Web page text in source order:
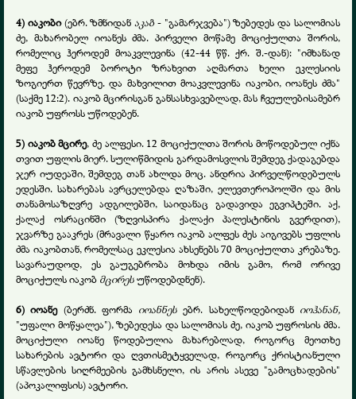
4) იაკობი(ებრ. ზმნიდან აკაბ- "გამარჯვება") ზებედეს და სალომიას
ძე, მახარობელ იოანეს ძმა. პირველი მოწამე მოციქულთა შორის,
რომელიც ჰეროდემ მოაკვლევინა (42-44 წწ. ქრ. შ.-დან): "იმხანად
მეფე ჰეროდემ ბოროტი ზრახვით აღმართა ხელი ეკლესიის
ზოგიერთ წევრზე. და მახვილით მოაკვლევინა იაკობი, იოანეს ძმა"
(საქმე 12:2). იაკობ მცირისგან განსასხვავებლად, მას ჩვეულებისამებრ
იაკობ უფროსს უწოდებენ.
5) იაკობ მცირე, ძე ალფესი. 12 მოციქულთა შორის მოწოდებულ იქნა
თვით უფლის მიერ. სულიწმიდის გარდამოსვლის შემდეგ ქადაგებდა
ჯერ იუდეაში, შემდეგ თან ახლდა მოც. ანდრია პირველწოდებულს
ედესში. სახარებას ავრცელებდა ღაზაში, ელევთეროპოლში და მის
თანამოსაზღვრე ადგილებში, საიდანაც გადავიდა ეგვიპტეში. აქ,
ქალაქ ოსრაცინში (ზღვისპირა ქალაქი პალესტინის გვერდით),
ჯვარზე გააკრეს (მრავალი წყარო იაკობ ალფეს ძეს აიგივებს უფლის
ძმა იაკობთან, რომელსაც ეკლესია ახსენებს 70 მოციქულთა კრებაზე.
სავარაუდოდ, ეს გაუგებრობა მოხდა იმის გამო, რომ ორივე
მოციქულს იაკობ მცირესუწოდებდნენ).
6) იოანე(ბერძნ. ფორმა იოანნესებრ. სახელწოდებიდან იოჰანან,
"უფალი მოწყალეა"), ზებედესა და სალომიას ძე, იაკობ უფროსის ძმა.
მოციქული იოანე წოდებულია მახარებლად, როგორც მეოთხე
სახარების ავტორი და ღვთისმეტყველად, როგორც ქრისტიანული
სწავლების სიღრმეების გამხსნელი, ის არის ასევე "გამოცხადების"
(აპოკალიფსის) ავტორი.